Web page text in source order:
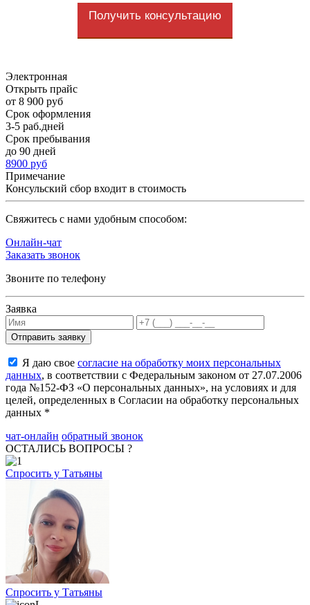
Получить консультацию
Электронная
Открыть прайс
от 8 900 руб
Срок оформления
3-5 раб.дней
Срок пребывания
до 90 дней
8900 руб
Примечание
Консульский сбор входит в стоимость
Cвяжитесь с нами удобным способом:
Онлайн-чат
Заказать звонок
Звоните по телефону
Заявка
Я даю свое согласие на обработку моих персональных
данных, в соответствии с Федеральным законом от 27.07.2006
года №152-ФЗ «О персональных данных», на условиях и для
целей, определенных в Согласии на обработку персональных
данных *
чат-онлайн обратный звонок
ОСТАЛИСЬ ВОПРОСЫ ?
Спросить у Татьяны
Спросить у Татьяны